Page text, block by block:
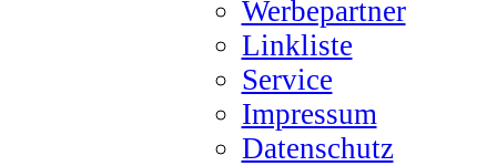
Werbepartner
Linkliste
Service
Impressum
Datenschutz